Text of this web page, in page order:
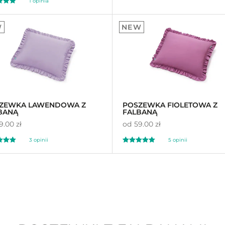
oceny
LAWENDOWA Z
zł
3 opinii
NEW
POSZEWKA FIOLETOWA Z
FALBANĄ
od 59.00 zł
5 opinii